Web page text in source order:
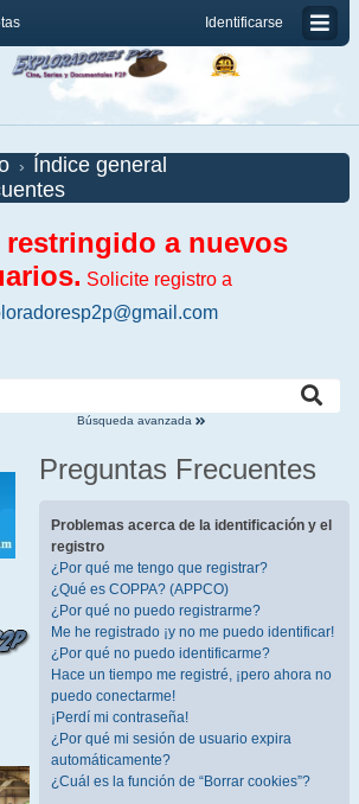
Identificarse
Índice general
restringido a nuevos
Solicite registro a
Búsqueda avanzada
Preguntas Frecuentes
Problemas acerca de la identificación y el
registro
¿Por qué me tengo que registrar?
¿Qué es COPPA? (APPCO)
¿Por qué no puedo registrarme?
Me he registrado ¡y no me puedo identificar!
¿Por qué no puedo identificarme?
Hace un tiempo me registré, ¡pero ahora no
puedo conectarme!
¡Perdí mi contraseña!
¿Por qué mi sesión de usuario expira
automáticamente?
¿Cuál es la función de “Borrar cookies”?